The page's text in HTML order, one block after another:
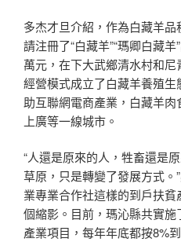
多杰才旦介紹，作為白藏羊
請注冊了“白藏羊”“瑪卿白藏
萬元，在下大武鄉清水村和
經營模式成立了白藏羊養殖
助互聯網電商產業，白藏羊
上廣等一線城市。
“人還是原來的人，牲畜還是
草原，只是轉變了發展方式
業專業合作社這樣的到戶扶
個縮影。目前，瑪沁縣共實
產業項目，每年年底都按8%